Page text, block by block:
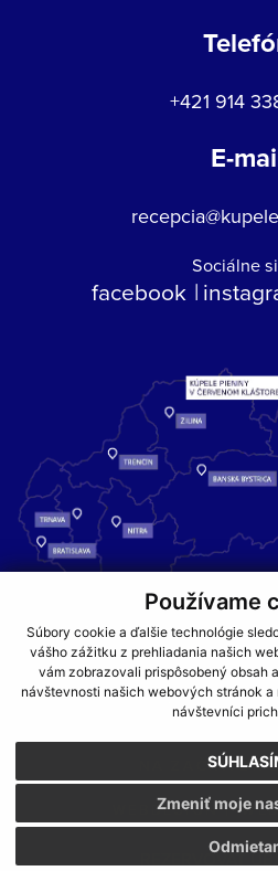
Používame
Súbory cookie a ďalšie technológie
vášho zážitku z prehliadania našich
vám zobrazovali prispôsobený obsah
návštevnosti našich webových stránok
návštevníci
Zmeniť moje
+421 914
E-
Sociálne
facebook
Kúpele Pieniny – miesto, kde sa
vody a oddychom
GDPR COOKIES PARTNERI
NA ZAČIATOK
WEBDESIGN
REZERVOVAŤ